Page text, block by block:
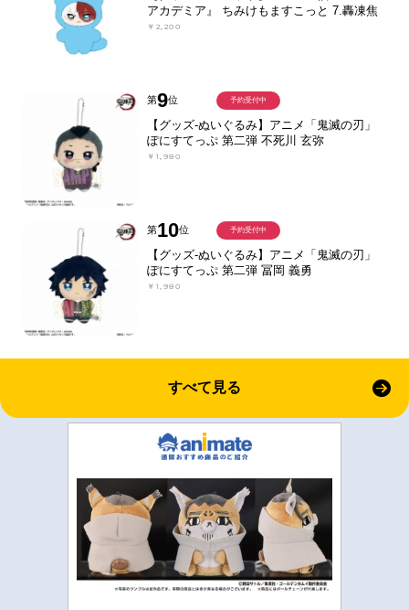
アカデミア』 ちみけもますこっと 7.轟凍焦
￥2,200
第9位
【グッズ-ぬいぐるみ】アニメ「鬼滅の刃」
ぽにすてっぷ 第二弾 不死川 玄弥
￥1,980
予約受付中
第10位
【グッズ-ぬいぐるみ】アニメ「鬼滅の刃」
ぽにすてっぷ 第二弾 冨岡 義勇
￥1,980
予約受付中
すべて見る